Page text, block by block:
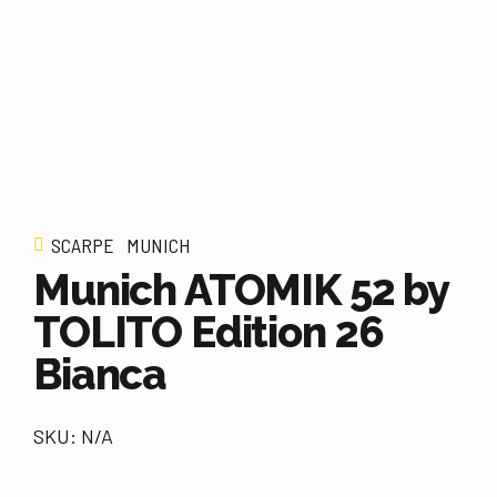
SCARPE MUNICH
Munich ATOMIK 52 by
TOLITO Edition 26
Bianca
SKU: N/A